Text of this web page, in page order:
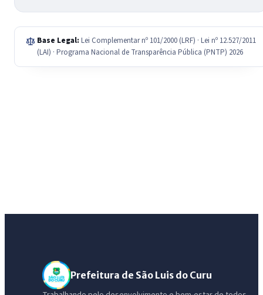
Base Legal: Lei Complementar nº 101/2000 (LRF) · Lei nº 12.527/2011
(LAI) · Programa Nacional de Transparência Pública (PNTP) 2026
Prefeitura de São Luis do Curu